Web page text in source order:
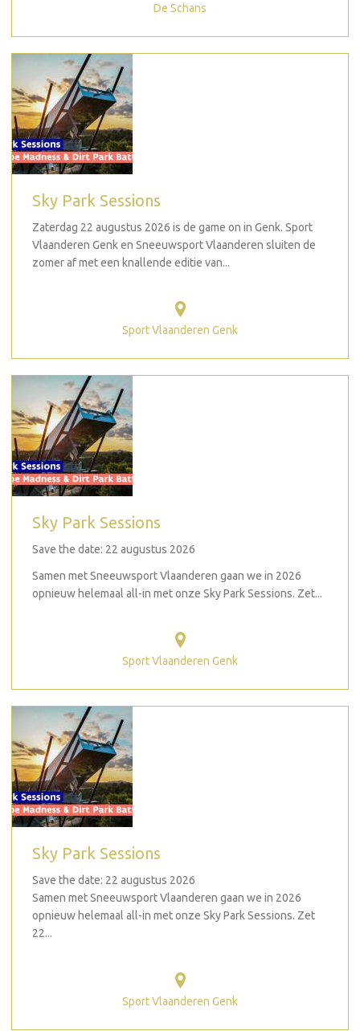
De Schans
Sky Park Sessions
Zaterdag 22 augustus 2026 is de game on in Genk. Sport
Vlaanderen Genk en Sneeuwsport Vlaanderen sluiten de
zomer af met een knallende editie van...
Sport Vlaanderen Genk
Sky Park Sessions
Save the date: 22 augustus 2026
Samen met Sneeuwsport Vlaanderen gaan we in 2026
opnieuw helemaal all-in met onze Sky Park Sessions. Zet...
Sport Vlaanderen Genk
Sky Park Sessions
Save the date: 22 augustus 2026
Samen met Sneeuwsport Vlaanderen gaan we in 2026
opnieuw helemaal all-in met onze Sky Park Sessions. Zet
22...
Sport Vlaanderen Genk